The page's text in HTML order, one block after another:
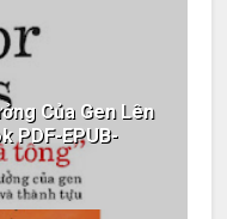
Của Gen Lên
PDF-EPUB-